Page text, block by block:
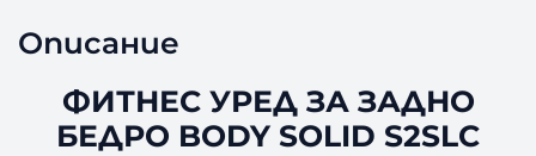
Д
Описание
ФИТНЕС УРЕД ЗА ЗАДНО
БЕДРО BODY SOLID S2SLC